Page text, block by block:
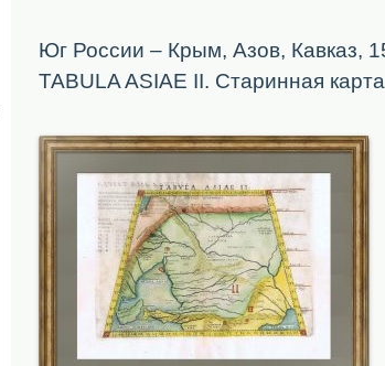
Юг России – Крым, Азов, Кавказ,
TABULA ASIAE II. Старинная карта